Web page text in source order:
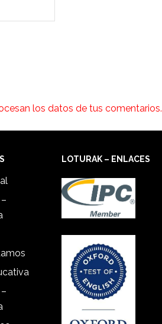
los datos de tus comentarios.
LOTURAK – ENLACES